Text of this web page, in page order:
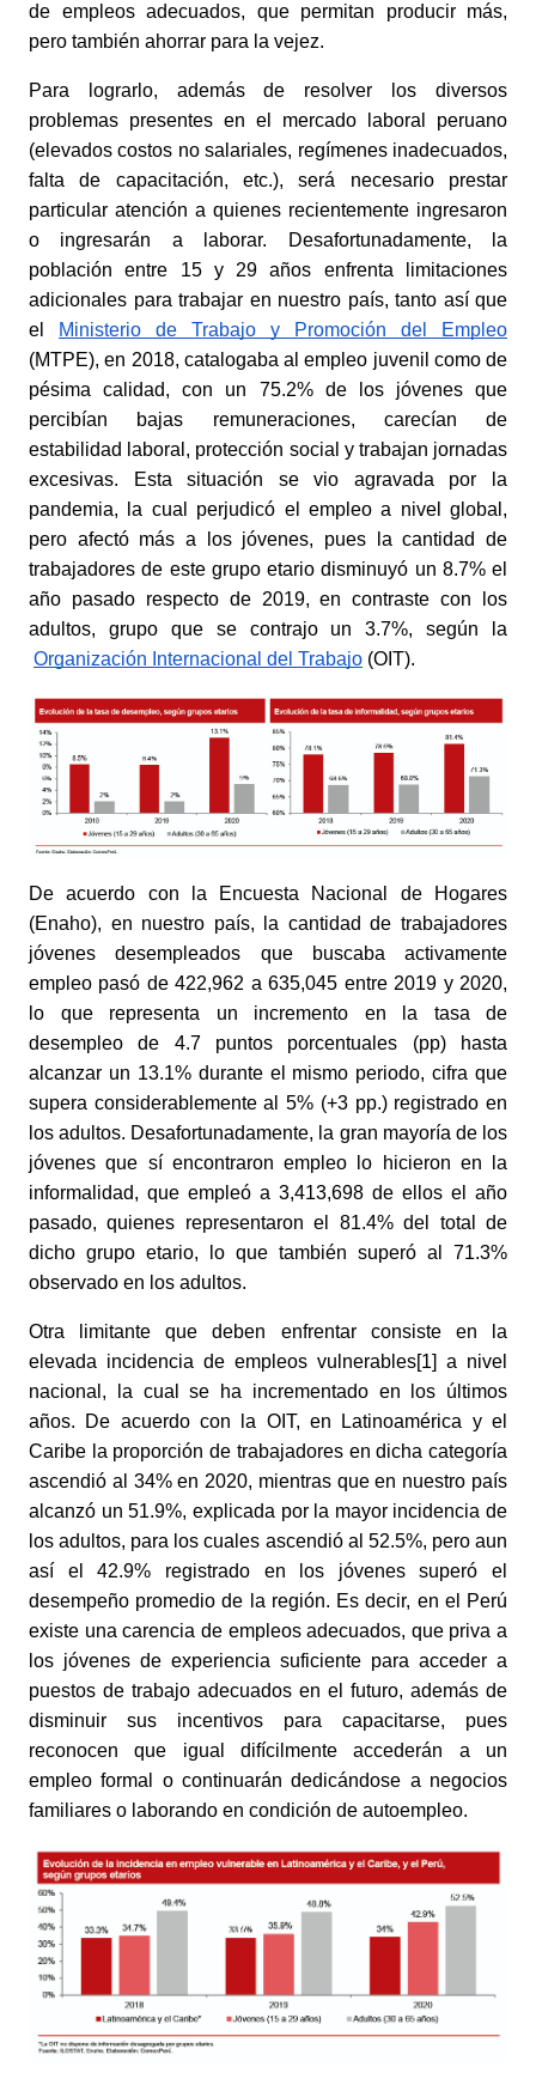
de empleos adecuados, que permitan producir más,
pero también ahorrar para la vejez.
Para lograrlo, además de resolver los diversos
problemas presentes en el mercado laboral peruano
(elevados costos no salariales, regímenes inadecuados,
falta de capacitación, etc.), será necesario prestar
particular atención a quienes recientemente ingresaron
o ingresarán a laborar. Desafortunadamente, la
población entre 15 y 29 años enfrenta limitaciones
adicionales para trabajar en nuestro país, tanto así que
el
Ministerio de Trabajo y Promoción del Empleo
(MTPE), en 2018, catalogaba al empleo juvenil como de
pésima calidad, con un 75.2% de los jóvenes que
percibían bajas remuneraciones, carecían de
estabilidad laboral, protección social y trabajan jornadas
excesivas. Esta situación se vio agravada por la
pandemia, la cual perjudicó el empleo a nivel global,
pero afectó más a los jóvenes, pues la cantidad de
trabajadores de este grupo etario disminuyó un 8.7% el
año pasado respecto de 2019, en contraste con los
adultos, grupo que se contrajo un 3.7%, según la
Organización Internacional del Trabajo (OIT).
De acuerdo con la Encuesta Nacional de Hogares
(Enaho), en nuestro país, la cantidad de trabajadores
jóvenes desempleados que buscaba activamente
empleo pasó de 422,962 a 635,045 entre 2019 y 2020,
lo que representa un incremento en la tasa de
desempleo de 4.7 puntos porcentuales (pp) hasta
alcanzar un 13.1% durante el mismo periodo, cifra que
supera considerablemente al 5% (+3 pp.) registrado en
los adultos. Desafortunadamente, la gran mayoría de los
jóvenes que sí encontraron empleo lo hicieron en la
informalidad, que empleó a 3,413,698 de ellos el año
pasado, quienes representaron el 81.4% del total de
dicho grupo etario, lo que también superó al 71.3%
observado en los adultos.
Otra limitante que deben enfrentar consiste en la
elevada incidencia de empleos vulnerables[1] a nivel
nacional, la cual se ha incrementado en los últimos
años. De acuerdo con la OIT, en Latinoamérica y el
Caribe la proporción de trabajadores en dicha categoría
ascendió al 34% en 2020, mientras que en nuestro país
alcanzó un 51.9%, explicada por la mayor incidencia de
los adultos, para los cuales ascendió al 52.5%, pero aun
así el 42.9% registrado en los jóvenes superó el
desempeño promedio de la región. Es decir, en el Perú
existe una carencia de empleos adecuados, que priva a
los jóvenes de experiencia suficiente para acceder a
puestos de trabajo adecuados en el futuro, además de
disminuir sus incentivos para capacitarse, pues
reconocen que igual difícilmente accederán a un
empleo formal o continuarán dedicándose a negocios
familiares o laborando en condición de autoempleo.